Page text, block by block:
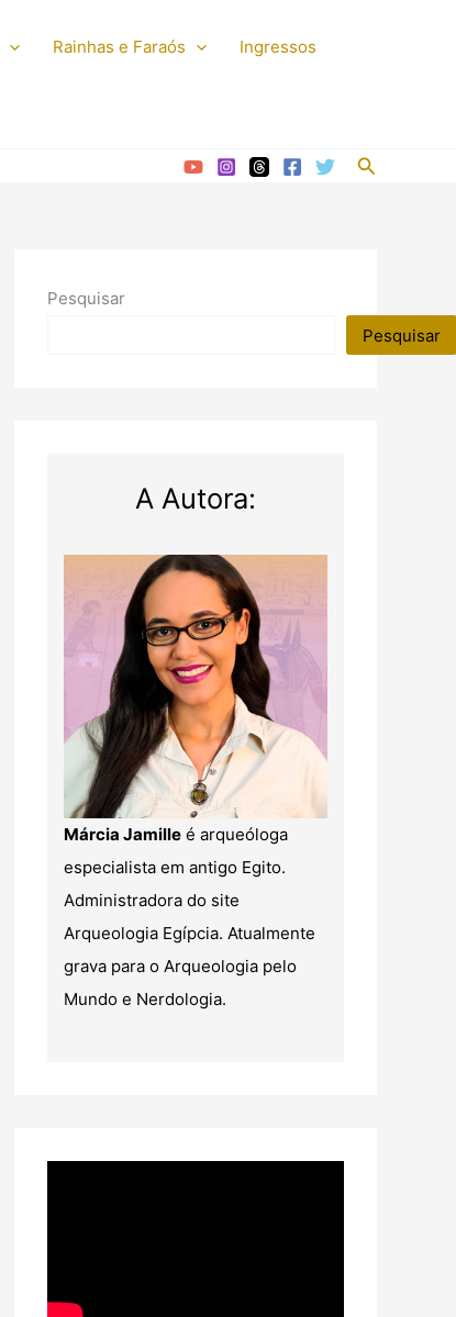
Rainhas e Faraós Ingressos
Pesquisar
Pesquisar
Pesquisar
A Autora:
Márcia Jamille é arqueóloga
especialista em antigo Egito.
Administradora do site
Arqueologia Egípcia. Atualmente
grava para o Arqueologia pelo
Mundo e Nerdologia.